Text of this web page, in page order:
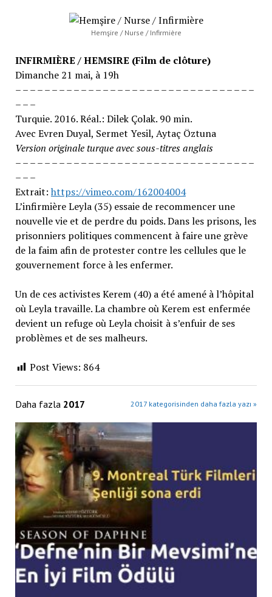
Hemşire / Nurse / Infirmière
INFIRMIÈRE / HEMSIRE (Film de clôture)
Dimanche 21 mai, à 19h
– – – – – – – – – – – – – – – – – – – – – – – – – – – – – – – – –
– – –
Turquie. 2016. Réal.: Dilek Çolak. 90 min.
Avec Evren Duyal, Sermet Yesil, Aytaç Öztuna
Version originaleturqueavecsous-titresanglais
– – – – – – – – – – – – – – – – – – – – – – – – – – – – – – – – –
– – –
Extrait: https://vimeo.com/162004004
L’infirmière Leyla (35) essaie de recommencer une
nouvelle vie et de perdre du poids. Dans les prisons, les
prisonniers politiques commencent à faire une grève
de la faim afin de protester contre les cellules que le
gouvernement force à les enfermer.
Un de ces activistes Kerem (40) a été amené à l’hôpital
où Leyla travaille. La chambre où Kerem est enfermée
devient un refuge où Leyla choisit à s’enfuir de ses
problèmes et de ses malheurs.
Post Views: 864
Daha fazla 2017 2017 kategorisinden daha fazla yazı »